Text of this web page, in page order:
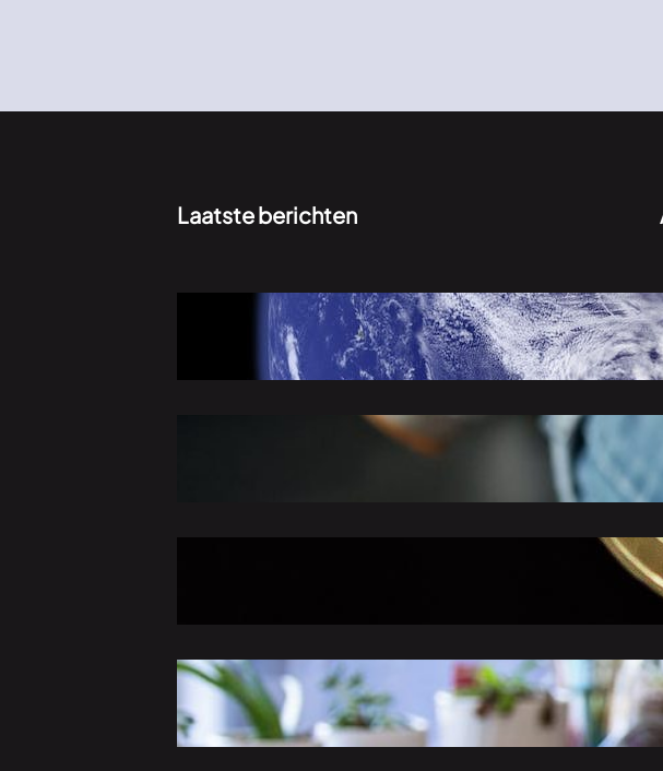
Laatste berichten
Het delicate evenwicht: onze rol in de
milieubescherming
november 26, 2023
De veranderende wereld van videogames:
trends, tips en toekomstperspectieven
Slim beleggen voor beginners: hoe je
Leven met stijl: tips en trucs voor een
gelukkiger, gezonder en chiquer leven
november 26, 2023